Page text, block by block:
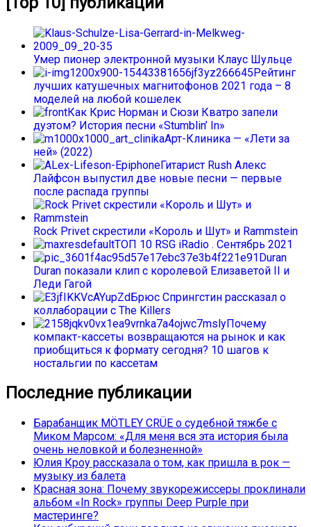
Умер пионер электронной музыки Клаус Шульце
Рейтинг
лучших катушечных магнитофонов 2021 года – 8
моделей на любой кошелек
Как Крис Норман и Сюзи Кватро запели
дуэтом? История песни «Stumblin’ In»
Арт-Клиника — «Лети за
ней» (2022)
Гитарист Rush Алекс
Лайфсон выпустил две новые песни — первые
после распада группы
Rock Privet скрестили «Король и Шут» и Rammstein
ТОП 10 RSG iRadio . Сентябрь 2021
Duran
Duran показали клип с королевой Елизаветой II и
Леди Гагой
Брюс Спрингстин рассказал о
коллаборации с The Killers
Почему
компакт-кассеты возвращаются на рынок и как
приобщиться к формату сегодня? 10 шагов к
ностальгии по кассетам
Последние публикации
Барабанщик MÖTLEY CRÜE о судебной тяжбе с
Миком Марсом: «Для меня вся эта история была
очень неловкой и болезненной»
Юлия Кроу рассказала о том, как пришла в рок —
музыку из балета
Красная зона: Почему звукорежиссеры проклинали
альбом «In Rock» группы Deep Purple при
мастеринге?